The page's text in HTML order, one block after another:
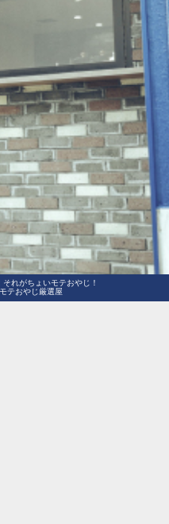
れがちょいモテおやじ！
テおやじ厳選屋